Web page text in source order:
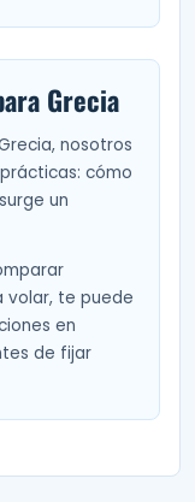
Grecia
nosotros
cómo
un
volar, te puede
en
de fijar